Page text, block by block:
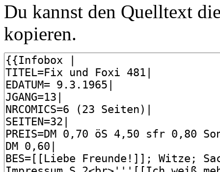
Du kannst den Quelltext
kopieren.